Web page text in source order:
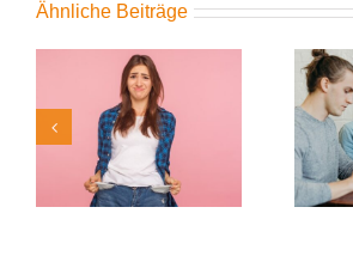
Ähnliche Beiträge
Studyheads erneut als
„Top Company 2026“
ausgezeichnet!